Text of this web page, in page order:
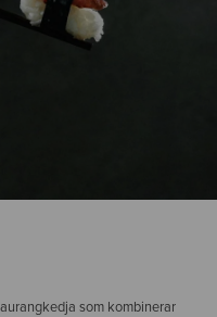
som kombinerar